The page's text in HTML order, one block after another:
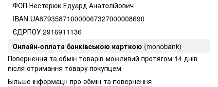
ФОП Нестерюк Едуард Анатолійович
IBAN UA879358710000067327000008690
ЄДРПОУ 2916911136
Онлайн-оплата банківською карткою (monobank)
Повернення та обмін товарів можливий протягом 14 днів
після отримання товару покупцем
Більше інформації про обмін та повернення